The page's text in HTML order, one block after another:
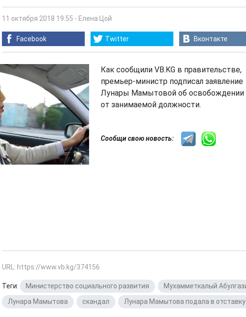
11 октября 2018 19:55 - Елена Цой
Facebook Twitter Вконтакте
Как сообщили VB.KG в правительстве,
премьер-министр подписал заявление
Лунары Мамытовой об освобождении
от занимаемой должности.
Сообщи свою новость:
URL: https://www.vb.kg/374156
Теги: Министерство социального развития Мухамметкалый
Лунара Мамытова
скандал Лунара Мамытова подала в отставку